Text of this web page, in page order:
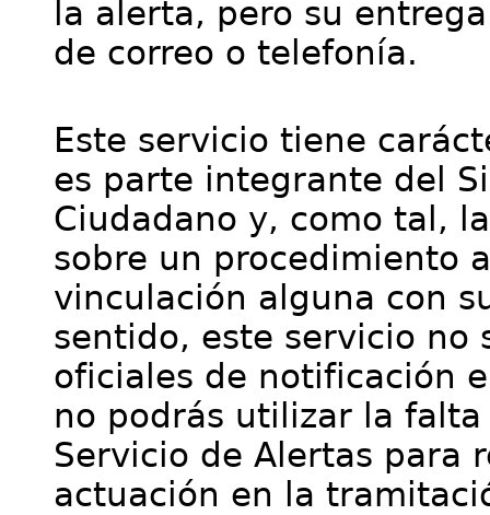
la alerta, pero su
de correo o telefonía.
Este servicio tiene
es parte integrante del
Ciudadano y, como tal,
sobre un procedimiento
vinculación alguna con
sentido, este servicio no
oficiales de notificación
no podrás utilizar la
Servicio de Alertas para
actuación en la